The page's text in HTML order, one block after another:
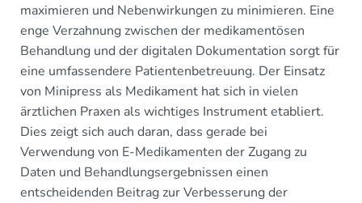
maximieren und Nebenwirkungen zu minimieren. Eine
enge Verzahnung zwischen der medikamentösen
Behandlung und der digitalen Dokumentation sorgt für
eine umfassendere Patientenbetreuung. Der Einsatz
von Minipress als Medikament hat sich in vielen
ärztlichen Praxen als wichtiges Instrument etabliert.
Dies zeigt sich auch daran, dass gerade bei
Verwendung von E-Medikamenten der Zugang zu
Daten und Behandlungsergebnissen einen
entscheidenden Beitrag zur Verbesserung der